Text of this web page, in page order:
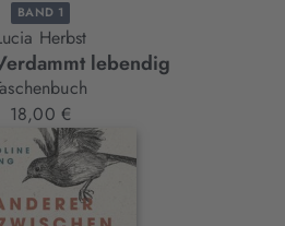
BAND 1
Herbst
lebendig
18,00 €